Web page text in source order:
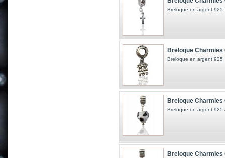
Breloque en argent 925
Breloque Charmies
Breloque en argent 925
Breloque
Breloque en argent 925
Breloque